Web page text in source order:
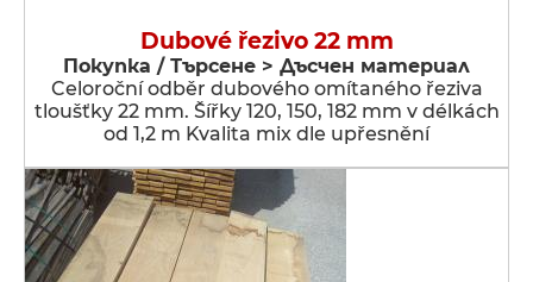
Dubové řezivo 22 mm
Покупка / Търсене > Дъсчен материал
Celoroční odběr dubového omítaného řeziva
tloušťky 22 mm. Šířky 120, 150, 182 mm v délkách
od 1,2 m Kvalita mix dle upřesnění